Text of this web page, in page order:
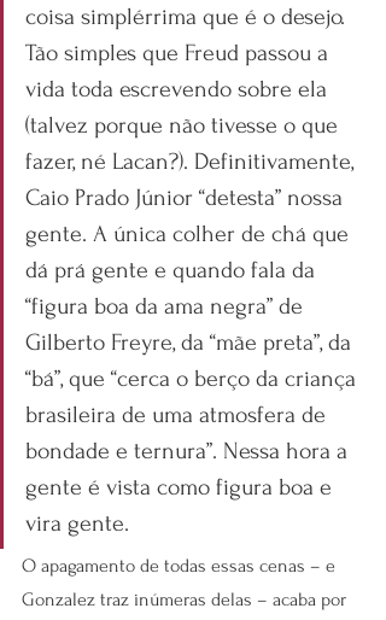
coisa simplérrima que é o desejo.
Tão simples que Freud passou a
vida toda escrevendo sobre ela
(talvez porque não tivesse o que
fazer, né Lacan?). Definitivamente,
Caio Prado Júnior “detesta” nossa
gente. A única colher de chá que
dá prá gente e quando fala da
“figura boa da ama negra” de
Gilberto Freyre, da “mãe preta”, da
“bá”, que “cerca o berço da criança
brasileira de uma atmosfera de
bondade e ternura”. Nessa hora a
gente é vista como figura boa e
vira gente.
O apagamento de todas essas cenas – e
Gonzalez traz inúmeras delas – acaba por